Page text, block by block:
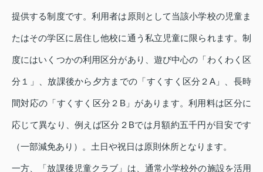
提供する制度です。利用者は原則として当該小学校の児童ま
たはその学区に居住し他校に通う私立児童に限られます。制
度にはいくつかの利用区分があり、遊び中心の「わくわく区
分１」、放課後から夕方までの「すくすく区分２A」、長時
間対応の「すくすく区分２B」があります。利用料は区分に
応じて異なり、例えば区分２Bでは月額約五千円が目安です
（一部減免あり）。土日や祝日は原則休所となります。
一方、「放課後児童クラブ」は、通常小学校外の施設を活用